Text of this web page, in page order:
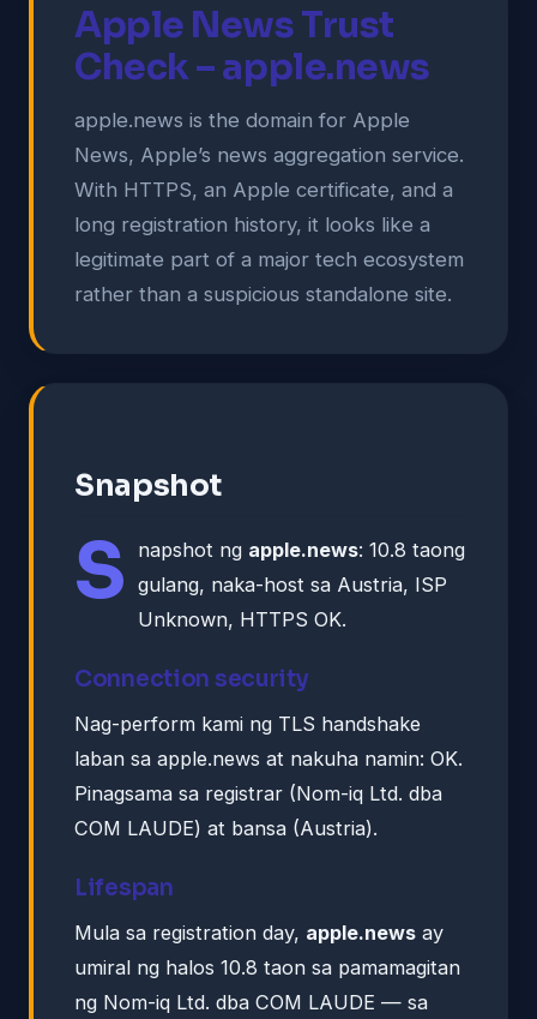
Apple News Trust
Check – apple.news
apple.news is the domain for Apple
News, Apple’s news aggregation service.
With HTTPS, an Apple certificate, and a
long registration history, it looks like a
legitimate part of a major tech ecosystem
rather than a suspicious standalone site.
Snapshot
S napshot ng apple.news: 10.8 taong
gulang, naka-host sa Austria, ISP
Unknown, HTTPS OK.
Connection security
Nag-perform kami ng TLS handshake
laban sa apple.news at nakuha namin: OK.
Pinagsama sa registrar (Nom-iq Ltd. dba
COM LAUDE) at bansa (Austria).
Lifespan
Mula sa registration day, apple.news ay
umiral ng halos 10.8 taon sa pamamagitan
ng Nom-iq Ltd. dba COM LAUDE — sa